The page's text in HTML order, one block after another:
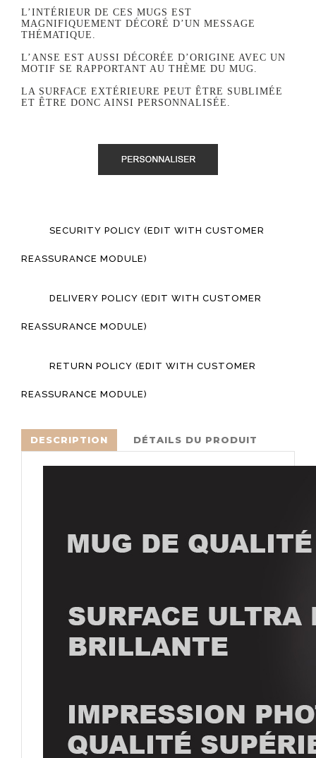
L’INTÉRIEUR DE CES MUGS EST
MAGNIFIQUEMENT DÉCORÉ D’UN MESSAGE
THÉMATIQUE.
L’ANSE EST AUSSI DÉCORÉE D’ORIGINE AVEC UN
MOTIF SE RAPPORTANT AU THÈME DU MUG.
LA SURFACE EXTÉRIEURE PEUT ÊTRE SUBLIMÉE
ET ÊTRE DONC AINSI PERSONNALISÉE.
SECURITY POLICY (EDIT WITH CUSTOMER
REASSURANCE MODULE)
DELIVERY POLICY (EDIT WITH CUSTOMER
REASSURANCE MODULE)
RETURN POLICY (EDIT WITH CUSTOMER
REASSURANCE MODULE)
DESCRIPTION DÉTAILS DU PRODUIT